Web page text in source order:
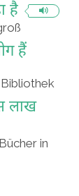
है
हैं
लाख
in